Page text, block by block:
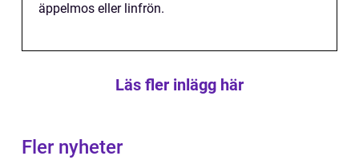
äppelmos eller linfrön.
Läs fler inlägg här
Fler nyheter